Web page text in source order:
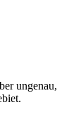
ungenau,